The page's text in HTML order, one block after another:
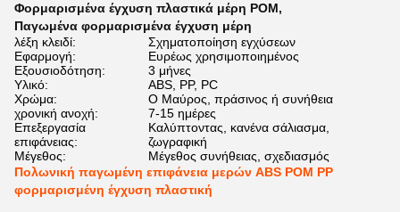
Φορμαρισμένα έγχυση πλαστικά μέρη POM,
Παγωμένα φορμαρισμένα έγχυση μέρη
λέξη κλειδί:
Σχηματοποίηση εγχύσεων
Εφαρμογή:
Ευρέως χρησιμοποιημένος
Εξουσιοδότηση:
3 μήνες
Υλικό:
ABS, PP, PC
Χρώμα:
Ο Μαύρος, πράσινος ή συνήθεια
χρονική ανοχή:
7-15 ημέρες
Επεξεργασία
επιφάνειας:
Καλύπτοντας, κανένα σάλιασμα,
ζωγραφική
Μέγεθος:
Μέγεθος συνήθειας, σχεδιασμός
Πολωνική παγωμένη επιφάνεια μερών ABS POM PP
φορμαρισμένη έγχυση πλαστική